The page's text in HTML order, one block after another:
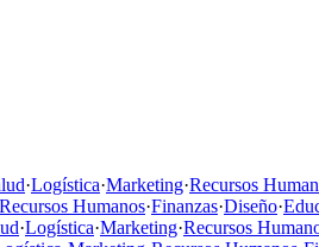
·Logística·Marketing·Recursos
Recursos Humanos·Finanzas·Diseño·
·Logística·Marketing·Recursos